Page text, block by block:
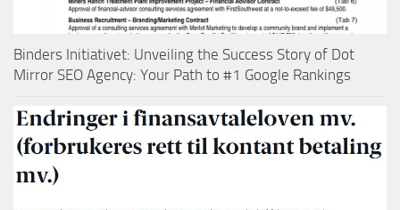
Binders Initiativet: Unveiling the Success Story of Dot
Mirror SEO Agency: Your Path to #1 Google Rankings